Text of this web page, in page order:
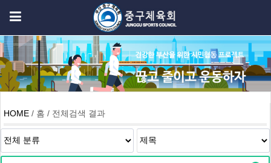
HOME / 홈 / 전체검색 결과